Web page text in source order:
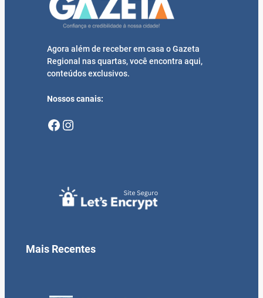
Agora além de receber em casa o Gazeta
Regional nas quartas, você encontra aqui,
conteúdos exclusivos.
Nossos canais:
Facebook Instagram
Mais Recentes